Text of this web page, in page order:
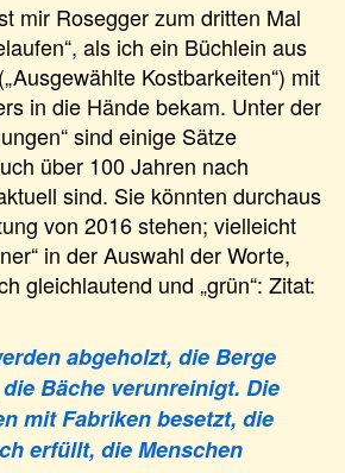
mir Rosegger zum dritten Mal
als ich ein Büchlein aus
Kostbarkeiten“) mit
in die Hände bekam. Unter der
sind einige Sätze
über 100 Jahren nach
sind. Sie könnten durchaus
von 2016 stehen; vielleicht
in der Auswahl der Worte,
gleichlautend und „grün“: Zitat:
abgeholzt, die Berge
Bäche verunreinigt. Die
mit Fabriken besetzt, die
erfüllt, die Menschen